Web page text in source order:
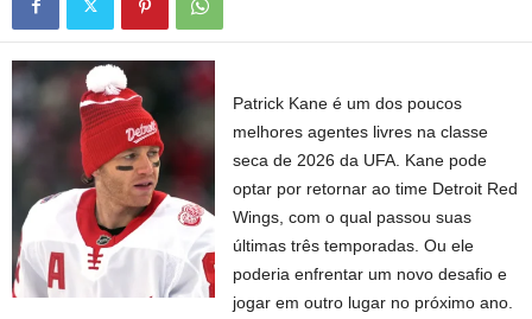
Patrick Kane é um dos poucos
melhores agentes livres na classe
seca de 2026 da UFA. Kane pode
optar por retornar ao time Detroit Red
Wings, com o qual passou suas
últimas três temporadas. Ou ele
poderia enfrentar um novo desafio e
jogar em outro lugar no próximo ano.